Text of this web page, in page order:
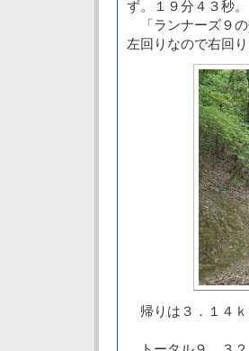
ず。１９分４３秒。
「ランナーズ９の
左回りなので右回り
帰りは３．１４ｋ